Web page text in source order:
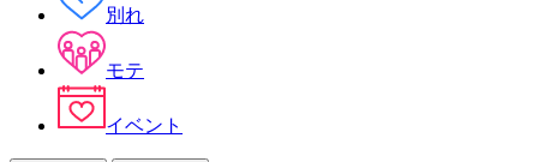
別れ
モテ
イベント